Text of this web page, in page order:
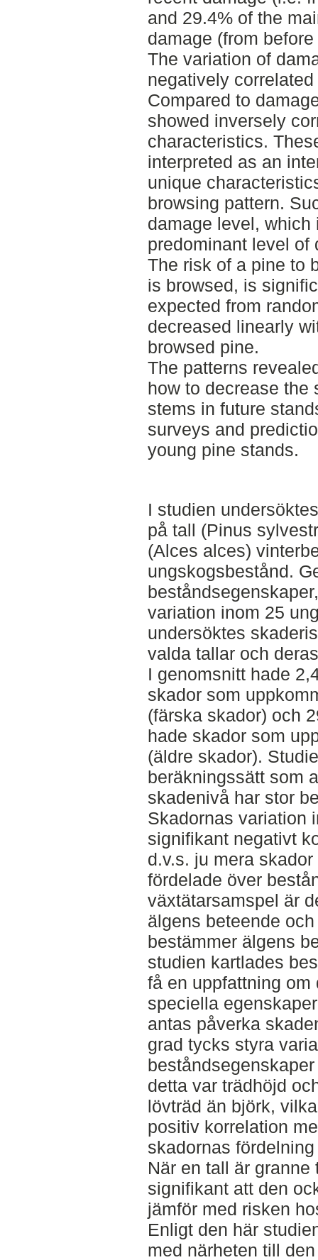
and 29.4% of the
damage (from
The variation of
negatively
Compared to
showed inversely
characteristics.
interpreted as an
unique
browsing pattern.
damage level, which
predominant level of
The risk of a pine to
is browsed, is
expected from
decreased linearly
browsed pine.
The patterns
how to decrease the
stems in future
surveys and
young pine stands.
I studien
på tall (Pinus
(Alces alces)
ungskogsbestånd.
variation inom 25
undersöktes
valda tallar och
I genomsnitt hade
skador som
(färska skador) och
hade skador som
(äldre skador).
beräkningssätt som
skadenivå har stor
Skadornas variation
signifikant negativt
d.v.s. ju mera
fördelade över
växtätarsamspel är
älgens beteende
bestämmer älgens
studien kartlades
få en uppfattning
speciella
antas påverka
grad tycks styra
detta var trädhöjd
lövträd än björk,
positiv korrelation
skadornas
När en tall är
signifikant att den
jämför med risken
Enligt den här
med närheten till